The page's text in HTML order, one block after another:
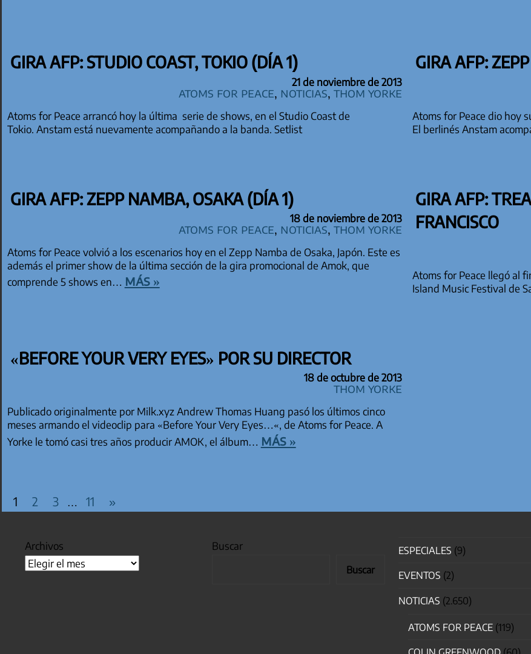
GIRA AFP: STUDIO COAST, TOKIO (DÍA 1)
21 de noviembre de 2013
Atoms for Peace Noticias Thom Yorke
Atoms for Peace arrancó hoy la última serie de shows, en el Studio Coast de
Tokio. Anstam está nuevamente acompañando a la banda. Setlist
GIRA AFP:
Atoms for Peace dio hoy
El berlinés Anstam
GIRA AFP: ZEPP NAMBA, OSAKA (DÍA 1)
18 de noviembre de 2013
Atoms for Peace Noticias Thom Yorke
Atoms for Peace volvió a los escenarios hoy en el Zepp Namba de Osaka, Japón. Este es
además el primer show de la última sección de la gira promocional de Amok, que
comprende 5 shows en… más »
GIRA AFP:
FRANCISCO
Atoms for Peace llegó al
Island Music Festival de
«BEFORE YOUR VERY EYES» POR SU DIRECTOR
18 de octubre de 2013
Thom Yorke
Publicado originalmente por Milk.xyz Andrew Thomas Huang pasó los últimos cinco
meses armando el videoclip para «Before Your Very Eyes…«, de Atoms for Peace. A
Yorke le tomó casi tres años producir AMOK, el álbum… más »
PAGINACIÓN DE ENTRADAS
1 2 3 … 11
Entradas
»
Archivos Buscar
Buscar
ESPECIALES (9)
EVENTOS (2)
NOTICIAS (2.650)
ATOMS FOR PEACE (119)